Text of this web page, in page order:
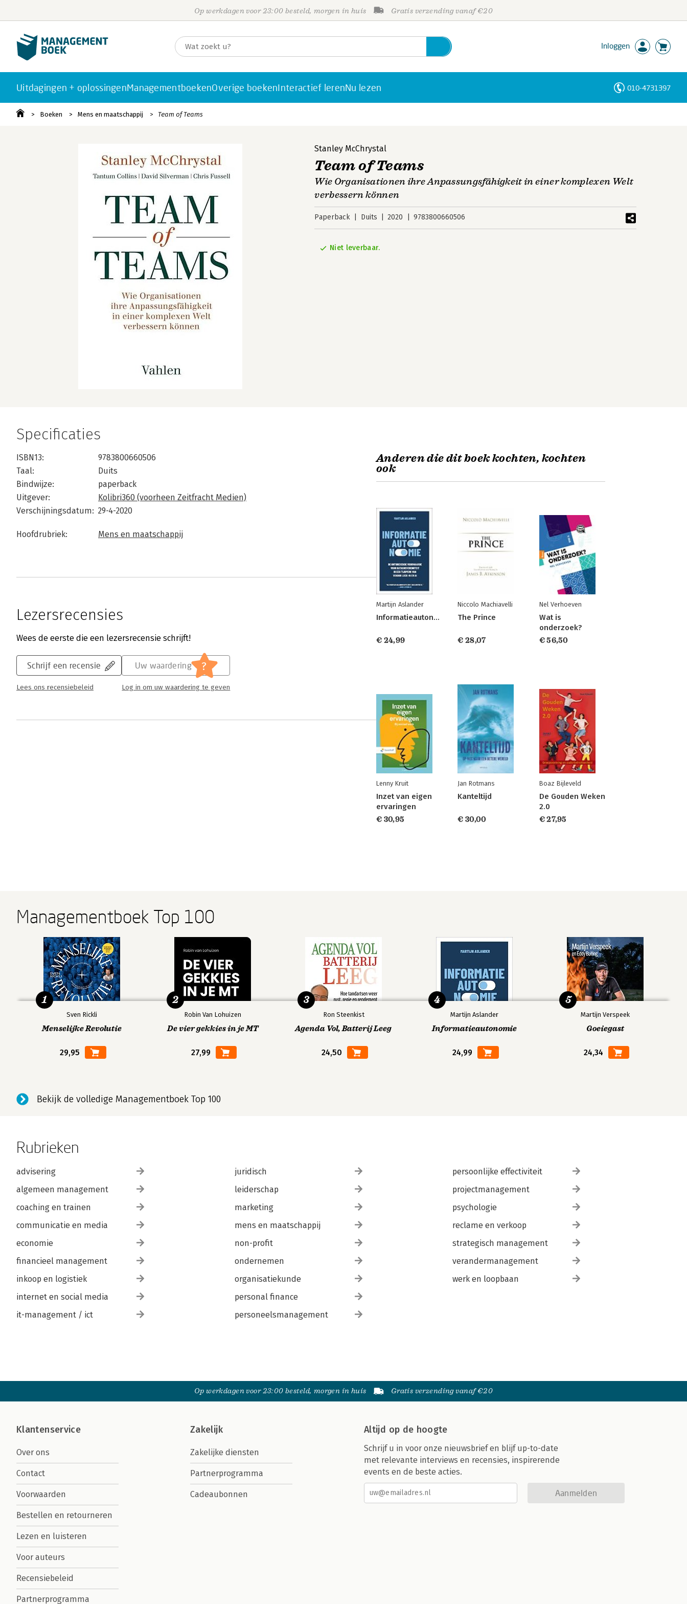
Op werkdagen voor 23:00 besteld, morgen in huis Gratis verzending vanaf €20
Inloggen
Uitdagingen + oplossingenManagementboekenOverige boekenInteractief lerenNu lezen 010-4731397
Boeken Mens en maatschappij Team of Teams
Stanley McChrystal
Team of Teams
Wie Organisationen ihre Anpassungsfähigkeit in einer komplexen Welt
verbessern können
Paperback Duits 2020 9783800660506
Niet leverbaar.
Specificaties
ISBN13:
9783800660506
Taal:
Duits
Bindwijze:
paperback
Uitgever:
Kolibri360 (voorheen Zeitfracht Medien)
Verschijningsdatum: 29-4-2020
Hoofdrubriek: Mens en maatschappij
Lezersrecensies
Wees de eerste die een lezersrecensie schrijft!
Schrijf een recensie
Lees ons recensiebeleid
Uw waardering ?
Log in om uw waardering te geven
Anderen die dit boek kochten, kochten
ook
Martijn Aslander
Informatieautonomie
€ 24,99
Niccolo Machiavelli
The Prince
€ 28,07
Nel Verhoeven
Wat is
onderzoek?
€ 56,50
Lenny Kruit
Inzet van eigen
ervaringen
€ 30,95
Jan Rotmans
Kanteltijd
€ 30,00
Boaz Bijleveld
De Gouden Weken
2.0
€ 27,95
Managementboek Top 100
Sven Rickli
Menselijke Revolutie
29,95
1
Robin Van Lohuizen
De vier gekkies in je MT
27,99
2
Ron Steenkist
Agenda Vol, Batterij Leeg
24,50
3
Martijn Aslander
Informatieautonomie
24,99
4
Martijn Verspeek
Goeiegast
24,34
5
Bekijk de volledige Managementboek Top 100
Rubrieken
advisering
algemeen management
coaching en trainen
communicatie en media
economie
financieel management
inkoop en logistiek
internet en social media
it-management / ict
juridisch
leiderschap
marketing
mens en maatschappij
non-profit
ondernemen
organisatiekunde
personal finance
personeelsmanagement
persoonlijke effectiviteit
projectmanagement
psychologie
reclame en verkoop
strategisch management
verandermanagement
werk en loopbaan
Op werkdagen voor 23:00 besteld, morgen in huis Gratis verzending vanaf €20
Klantenservice
Over ons
Contact
Voorwaarden
Bestellen en retourneren
Lezen en luisteren
Voor auteurs
Recensiebeleid
Partnerprogramma
Zakelijk
Zakelijke diensten
Partnerprogramma
Cadeaubonnen
Altijd op de hoogte
Schrijf u in voor onze nieuwsbrief en blijf up-to-date
met relevante interviews en recensies, inspirerende
events en de beste acties.
Aanmelden
Personen